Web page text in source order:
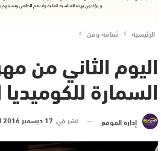
الرئيسية ثقافة وفن
اليوم الثاني من
السمارة
إدارة الموقع نشر في 17 ديسمبر 2016 الساعة 12 و 45 دقيقة